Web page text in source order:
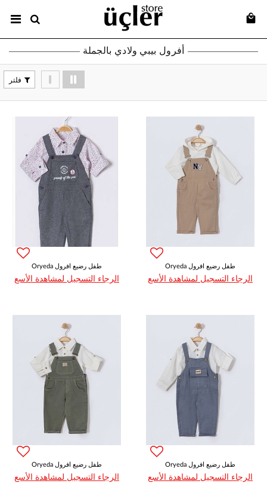
أفرول بيبي ولادي بالجملة
فلتر
Oryeda طفل رضيع افرول
الرجاء التسجيل لمشاهدة الأسع
Oryeda طفل رضيع افرول
الرجاء التسجيل لمشاهدة الأسع
Oryeda طفل رضيع افرول
الرجاء التسجيل لمشاهدة الأسع
Oryeda طفل رضيع افرول
الرجاء التسجيل لمشاهدة الأسع